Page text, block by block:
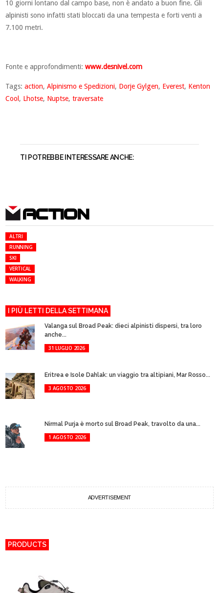
10 giorni lontano dal campo base, non è andato a buon fine. Gli
alpinisti sono infatti stati bloccati da una tempesta e forti venti a
7.100 metri.
Fonte e approfondimenti:www.desnivel.com
Tags:action,Alpinismo e Spedizioni, Dorje Gylgen, Everest, Kenton
Cool , Lhotse, Nuptse,traversate
TI POTREBBE INTERESSARE ANCHE:
ACTION
ALTRI
RUNNING
SKI
VERTICAL
WALKING
I PIÙ LETTI DELLA SETTIMANA
Valanga sul Broad Peak: dieci alpinisti dispersi, tra loro
anche...
31 LUGLIO 2026
Eritrea e Isole Dahlak: un viaggio tra altipiani, Mar Rosso...
3 AGOSTO 2026
Nirmal Purja è morto sul Broad Peak, travolto da una...
1 AGOSTO 2026
ADVERTISEMENT
PRODUCTS